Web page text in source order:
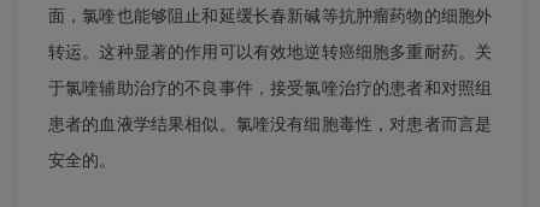
面，氯喹也能够阻止和延缓长春新碱等抗肿瘤药物的细胞外
转运。这种显著的作用可以有效地逆转癌细胞多重耐药。关
于氯喹辅助治疗的不良事件，接受氯喹治疗的患者和对照组
患者的血液学结果相似。氯喹没有细胞毒性，对患者而言是
安全的。